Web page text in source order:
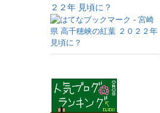
２２年 見頃に？